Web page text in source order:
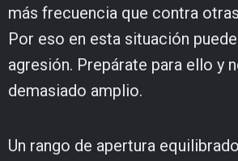
más frecuencia que contra
Por eso en esta situación
agresión. Prepárate para ello y
demasiado amplio.
Un rango de apertura